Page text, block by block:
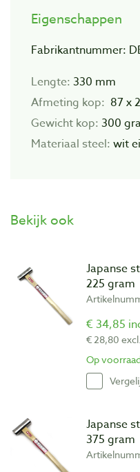
Eigenschappen
Fabrikantnummer:
Lengte: 330 mm
Afmeting kop: 87 x
Gewicht kop: 300
Materiaal steel: wit
Bekijk ook
Japanse
225 gram
€ 34,85
€ 28,80
Op
Japanse
375 gram